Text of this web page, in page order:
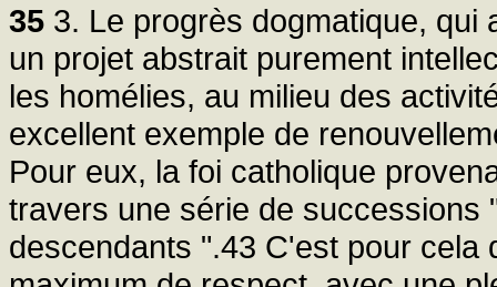
35 3. Le progrès dogmatique, qui
un projet abstrait purement
les homélies, au milieu des
excellent exemple de
Pour eux, la foi catholique
travers une série de successions
descendants ".43 C'est pour cela